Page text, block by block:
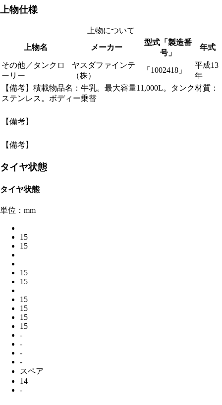
上物仕様
上物について
上物名
メーカー
型式「製造番
号」
年式
その他／タンクロ
ーリー
ヤスダファインテ
（株）
「1002418」
平成13
年
【備考】積載物品名：牛乳。最大容量11,000L。タンク材質：
ステンレス。ボディー乗替
【備考】
【備考】
タイヤ状態
タイヤ状態
単位：mm
15
15
15
15
15
15
15
15
-
-
-
-
スペア
14
-